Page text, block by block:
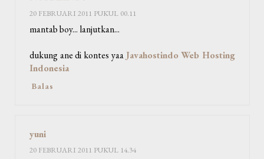
20 FEBRUARI 2011 PUKUL 00.11
mantab boy... lanjutkan...
dukung ane di kontes yaa Javahostindo Web Hosting
Indonesia
Balas
yuni
20 FEBRUARI 2011 PUKUL 14.34